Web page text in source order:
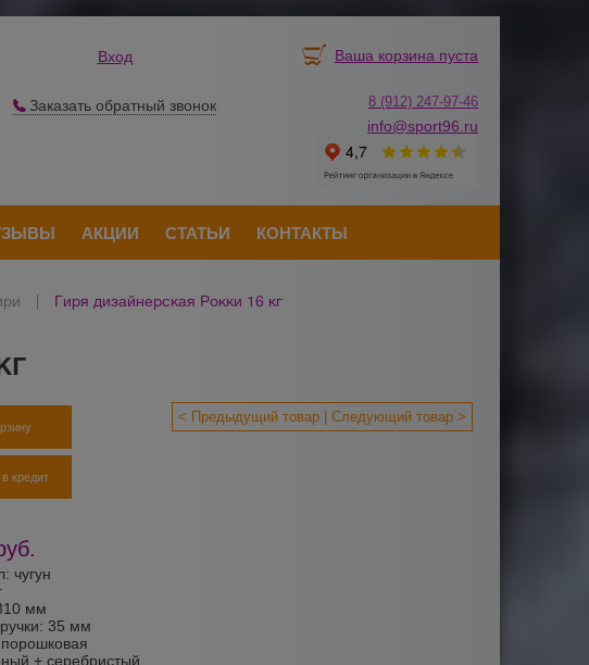
Вход
Заказать обратный звонок
Ваша корзина пуста
8 (912) 247-97-46
info@sport96.ru
АКЦИИ СТАТЬИ КОНТАКТЫ
Гиря дизайнерская Рокки 16 кг
< Предыдущий товар Следующий товар >
чугун
мм
35 мм
+ серебристый
кредит